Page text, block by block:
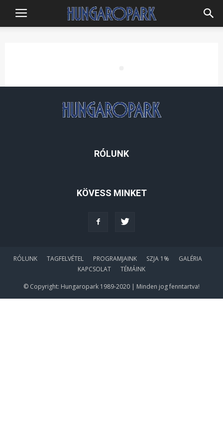
Hungaropark
RÓLUNK
KÖVESS MINKET
RÓLUNK TAGFELVÉTEL PROGRAMJAINK SZJA 1%
GALÉRIA
KAPCSOLAT
TÉMÁINK
© Copyright: Hungaropark 1989-2020 | Minden jog fenntartva!